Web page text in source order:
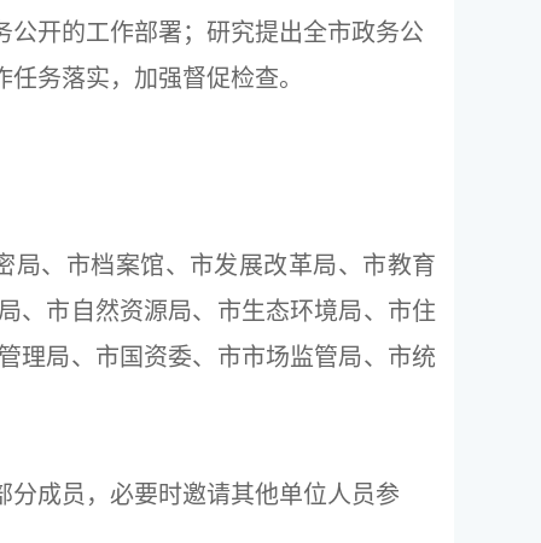
开的工作部署；研究提出全市政务公
务落实，加强督促检查。
局、市档案馆、市发展改革局、市教育
、市自然资源局、市生态环境局、市住
理局、市国资委、市市场监管局、市统
成员，必要时邀请其他单位人员参